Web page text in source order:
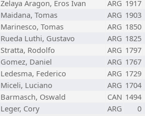
Zelaya Aragon, Eros Ivan ARG 1917
Maidana, Tomas ARG 1903
Marinesco, Tomas ARG 1850
Rueda Luthi, Gustavo ARG 1825
Stratta, Rodolfo ARG 1797
Gomez, Daniel ARG 1767
Ledesma, Federico ARG 1729
Miceli, Luciano ARG 1704
Barmasch, Oswald CAN 1494
Leger, Cory ARG 0